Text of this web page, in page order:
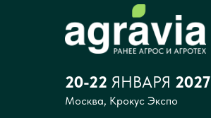
20-22 ЯНВАРЯ 2027
Москва, Крокус Экспо